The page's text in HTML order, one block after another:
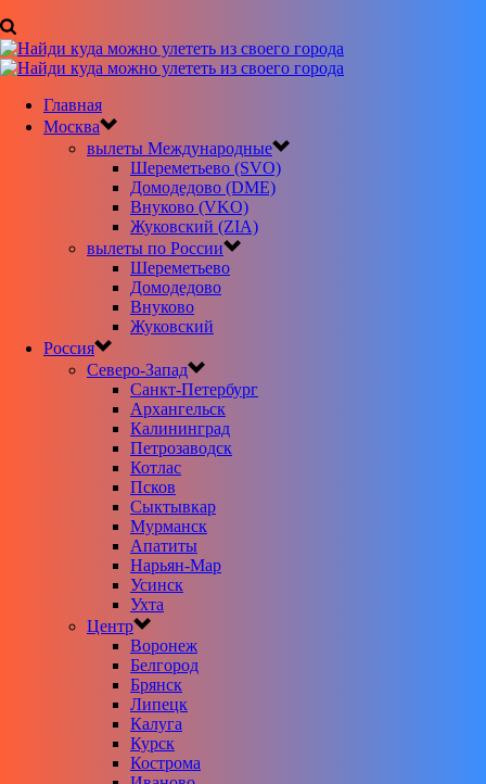
Главная
Москва
вылеты Международные
Шереметьево (SVO)
Домодедово (DME)
Внуково (VKO)
Жуковский (ZIA)
вылеты по России
Шереметьево
Домодедово
Внуково
Жуковский
Россия
Северо-Запад
Санкт-Петербург
Архангельск
Калининград
Петрозаводск
Котлас
Псков
Сыктывкар
Мурманск
Апатиты
Нарьян-Мар
Усинск
Ухта
Центр
Воронеж
Белгород
Брянск
Липецк
Калуга
Курск
Кострома